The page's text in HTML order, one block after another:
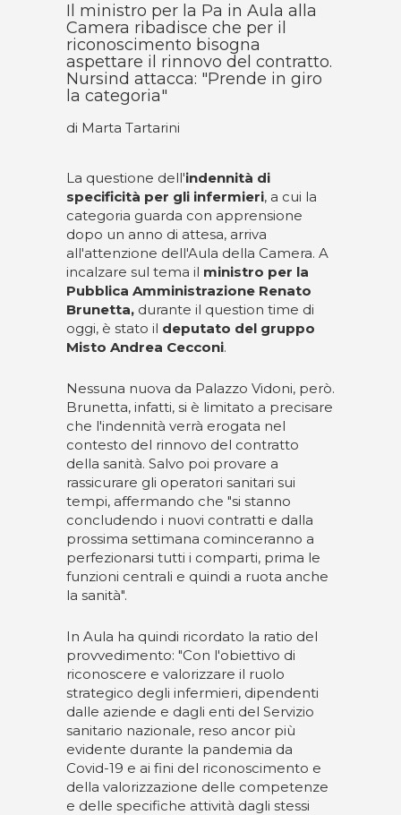
Il ministro per la Pa in Aula alla
Camera ribadisce che per il
riconoscimento bisogna
aspettare il rinnovo del contratto.
Nursind attacca: "Prende in giro
la categoria"
di Marta Tartarini
La questione dell'indennità di
specificità per gli infermieri, a cui la
categoria guarda con apprensione
dopo un anno di attesa, arriva
all'attenzione dell'Aula della Camera. A
incalzare sul tema il ministro per la
Pubblica Amministrazione Renato
Brunetta, durante il question time di
oggi, è stato il deputato del gruppo
Misto Andrea Cecconi.
Nessuna nuova da Palazzo Vidoni, però.
Brunetta, infatti, si è limitato a precisare
che l'indennità verrà erogata nel
contesto del rinnovo del contratto
della sanità. Salvo poi provare a
rassicurare gli operatori sanitari sui
tempi, affermando che "si stanno
concludendo i nuovi contratti e dalla
prossima settimana cominceranno a
perfezionarsi tutti i comparti, prima le
funzioni centrali e quindi a ruota anche
la sanità".
In Aula ha quindi ricordato la ratio del
provvedimento: "Con l'obiettivo di
riconoscere e valorizzare il ruolo
strategico degli infermieri, dipendenti
dalle aziende e dagli enti del Servizio
sanitario nazionale, reso ancor più
evidente durante la pandemia da
Covid-19 e ai fini del riconoscimento e
della valorizzazione delle competenze
e delle specifiche attività dagli stessi